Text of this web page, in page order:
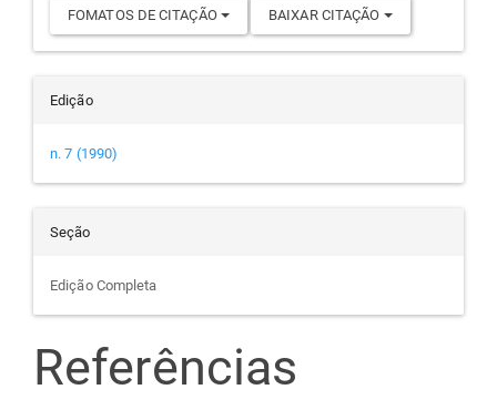
FOMATOS DE CITAÇÃO BAIXAR CITAÇÃO
Edição
n. 7 (1990)
Seção
Edição Completa
Referências